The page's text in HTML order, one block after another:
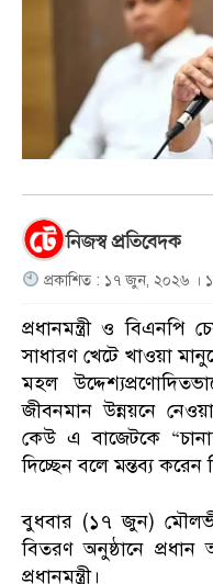
নিজস্ব প্রতিবেদক
প্রকাশিত : ১৭ জুন, ২০২৬ ।
প্রধানমন্ত্রী ও বিএনপি
সাধারণ খেটে খাওয়া
মহল
জীবনমান উন্নয়নে
কেউ এ বাজেটকে
দিচ্ছেন বলে মন্তব্য করেন
বুধবার (১৭ জুন)
বিতরণ অনুষ্ঠানে
প্রধানমন্ত্রী।